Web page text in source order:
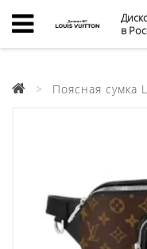
в
Поясная сумка